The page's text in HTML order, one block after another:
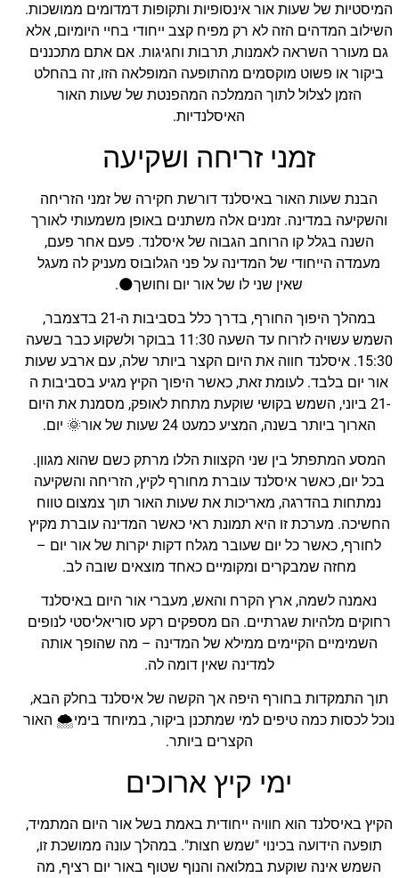
המיסטיות של שעות אור אינסופיות ותקופות דמדומים ממושכות.
השילוב המדהים הזה לא רק מפיח קצב ייחודי בחיי היומיום, אלא
גם מעורר השראה לאמנות, תרבות וחגיגות. אם אתם מתכננים
ביקור או פשוט מוקסמים מהתופעה המופלאה הזו, זה בהחלט
הזמן לצלול לתוך הממלכה המהפנטת של שעות האור
האיסלנדיות.
זמני זריחה ושקיעה
הבנת שעות האור באיסלנד דורשת חקירה של זמני הזריחה
והשקיעה במדינה. זמנים אלה משתנים באופן משמעותי לאורך
השנה בגלל קו הרוחב הגבוה של איסלנד. פעם אחר פעם,
מעמדה הייחודי של המדינה על פני הגלובוס מעניק לה מעגל
שאין שני לו של אור יום וחושך🌑.
במהלך היפוך החורף, בדרך כלל בסביבות ה-21 בדצמבר,
השמש עשויה לזרוח עד השעה 11:30 בבוקר ולשקוע כבר בשעה
15:30. איסלנד חווה את היום הקצר ביותר שלה, עם ארבע שעות
אור יום בלבד. לעומת זאת, כאשר היפוך הקיץ מגיע בסביבות ה
-21 ביוני, השמש בקושי שוקעת מתחת לאופק, מסמנת את היום
הארוך ביותר בשנה, המציע כמעט 24 שעות של אור🌞 יום.
המסע המתפתל בין שני הקצוות הללו מרתק כשם שהוא מגוון.
בכל יום, כאשר איסלנד עוברת מחורף לקיץ, הזריחה והשקיעה
נמתחות בהדרגה, מאריכות את שעות האור תוך צמצום טווח
החשיכה. מערכת זו היא תמונת ראי כאשר המדינה עוברת מקיץ
לחורף, כאשר כל יום שעובר מגלח דקות יקרות של אור יום –
מחזה שמבקרים ומקומיים כאחד מוצאים שובה לב.
נאמנה לשמה, ארץ הקרח והאש, מעברי אור היום באיסלנד
רחוקים מלהיות שגרתיים. הם מספקים רקע סוריאליסטי לנופים
השמימיים הקיימים ממילא של המדינה – מה שהופך אותה
למדינה שאין דומה לה.
תוך התמקדות בחורף היפה אך הקשה של איסלנד בחלק הבא,
נוכל לכסות כמה טיפים למי שמתכנן ביקור, במיוחד בימי🌨️ האור
הקצרים ביותר.
ימי קיץ ארוכים
הקיץ באיסלנד הוא חוויה ייחודית באמת בשל אור היום המתמיד,
תופעה הידועה בכינוי "שמש חצות". במהלך עונה ממושכת זו,
השמש אינה שוקעת במלואה והנוף שטוף באור יום רציף, מה